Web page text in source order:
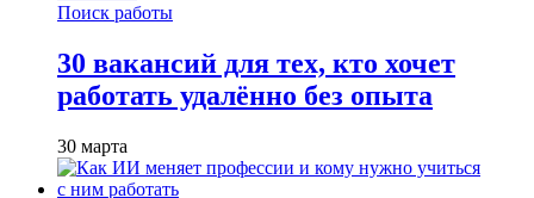
Поиск работы
30 вакансий для тех, кто хочет
работать удалённо без опыта
30 марта